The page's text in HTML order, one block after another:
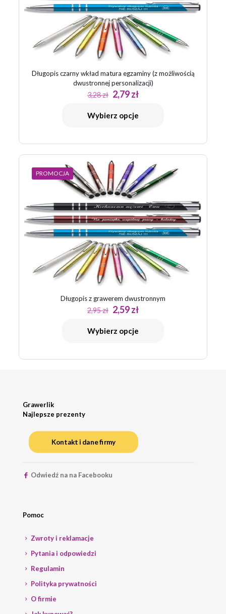
Długopis czarny wkład matura egzaminy (z możliwością
dwustronnej personalizacji)
3,28zł Pierwotna
wynosiła:
3,28 zł.
2,79złAktualna
Wybierz opcje
PROMOCJA
Długopis z grawerem dwustronnym
2,95zł Pierwotna
wynosiła:
2,95 zł.
2,59złAktualna
Wybierz opcje
Grawerlik
Najlepsze prezenty
Kontakt i dane firmy
Odwiedź na na Facebooku
Pomoc
Zwroty i reklamacje
Pytania i odpowiedzi
Regulamin
Polityka prywatności
O firmie